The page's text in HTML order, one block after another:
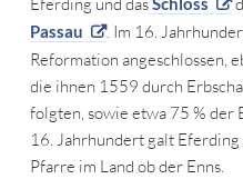
Passau
. Im 16.
Reformation angeschlossen,
die ihnen 1559 durch
folgten, sowie etwa 75 % der
16. Jahrhundert galt Eferding
Pfarre im Land ob der Enns.